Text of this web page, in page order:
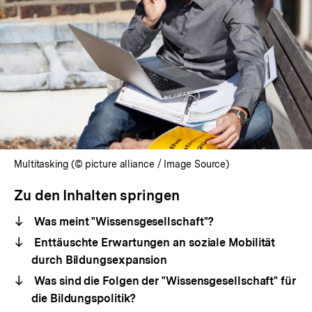
Multitasking (© picture alliance / Image Source)
Zu den Inhalten springen
Was meint "Wissensgesellschaft"?
Enttäuschte Erwartungen an soziale Mobilität
durch Bildungsexpansion
Was sind die Folgen der "Wissensgesellschaft" für
die Bildungspolitik?